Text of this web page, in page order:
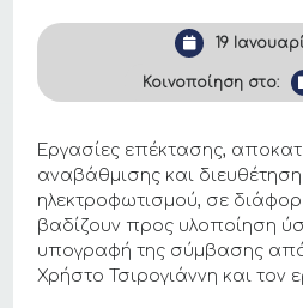
19
Κοινοποίηση στο:
Εργασίες επέκτασης,
αναβάθμισης και
ηλεκτροφωτισμού, σε
βαδίζουν προς υλοποίηση
υπογραφή της σύμβασης
Χρήστο Τσιρογιάννη και τον